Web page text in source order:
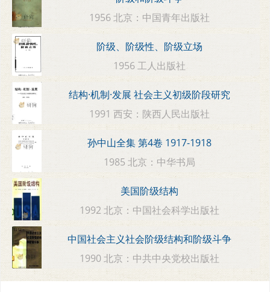
1956 北京：中国青年出版社
阶级、阶级性、阶级立场
1956 工人出版社
结构·机制·发展 社会主义初级阶段研究
1991 西安：陕西人民出版社
孙中山全集 第4卷 1917-1918
1985 北京：中华书局
美国阶级结构
1992 北京：中国社会科学出版社
中国社会主义社会阶级结构和阶级斗争
1990 北京：中共中央党校出版社